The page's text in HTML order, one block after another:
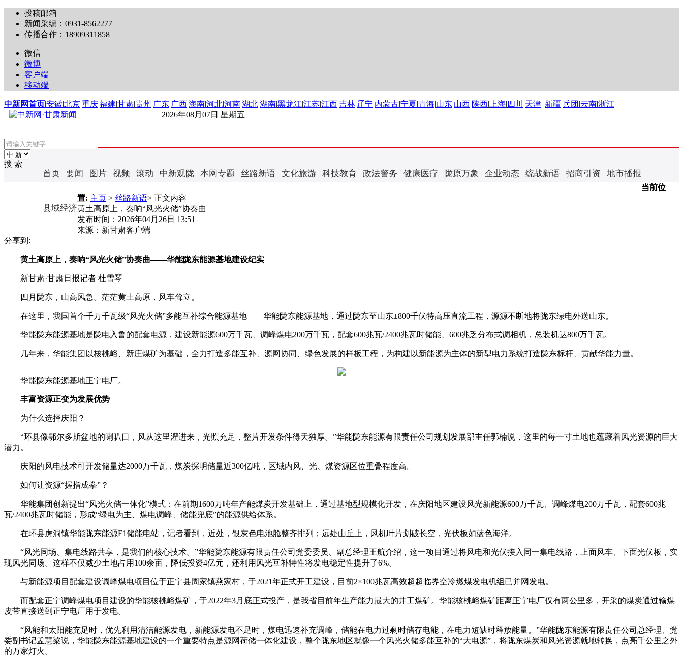
投稿邮箱
新闻采编：0931-8562277
传播合作：18909311858
微信
微博
客户端
移动端
中新网首页|安徽|北京|重庆|福建|甘肃|贵州 |广东|广西|海南|河北|河南|湖北|湖南|黑龙江|江苏|江西|吉林|辽宁|内蒙古|宁夏|青海|山东|山西|陕西| 上海| 四川 |天津 |新疆|兵团 |云南|浙江
2026年08月07日 星期五
搜 索
首页 要闻 图片 视频 滚动 中新观陇 本网专题 丝路新语 文化旅游 科技教育 政法警务 健康医疗 陇原万象 企业动态 统战新语 招商引资 地市播报
县域经济
当前位
置: 主页 > 丝路新语> 正文内容
黄土高原上，奏响“风光火储”协奏曲
发布时间： 2026年04月26日 13:51
来源： 新甘肃客户端
分享到:
黄土高原上，奏响“风光火储”协奏曲——华能陇东能源基地建设纪实
新甘肃·甘肃日报记者 杜雪琴
四月陇东，山高风急。茫茫黄土高原，风车耸立。
在这里，我国首个千万千瓦级“风光火储”多能互补综合能源基地——华能陇东能源基地，通过陇东至山东±800千伏特高压直流工程，源源不断地将陇东绿电外送山东。
华能陇东能源基地是陇电入鲁的配套电源，建设新能源600万千瓦、调峰煤电200万千瓦，配套600兆瓦/2400兆瓦时储能、600兆乏分布式调相机，总装机达800万千瓦。
几年来，华能集团以核桃峪、新庄煤矿为基础，全力打造多能互补、源网协同、绿色发展的样板工程，为构建以新能源为主体的新型电力系统打造陇东标杆、贡献华能力量。
华能陇东能源基地正宁电厂。
丰富资源正变为发展优势
为什么选择庆阳？
“环县像鄂尔多斯盆地的喇叭口，风从这里灌进来，光照充足，整片开发条件得天独厚。”华能陇东能源有限责任公司规划发展部主任郭楠说，这里的每一寸土地也蕴藏着风光资源的巨大
潜力。
庆阳的风电技术可开发储量达2000万千瓦，煤炭探明储量近300亿吨，区域内风、光、煤资源区位重叠程度高。
如何让资源“握指成拳”？
华能集团创新提出“风光火储一体化”模式：在前期1600万吨年产能煤炭开发基础上，通过基地型规模化开发，在庆阳地区建设风光新能源600万千瓦、调峰煤电200万千瓦，配套600兆
瓦/2400兆瓦时储能，形成“绿电为主、煤电调峰、储能兜底”的能源供给体系。
在环县虎洞镇华能陇东能源F1储能电站，记者看到，近处，银灰色电池舱整齐排列；远处山丘上，风机叶片划破长空，光伏板如蓝色海洋。
“风光同场、集电线路共享，是我们的核心技术。”华能陇东能源有限责任公司党委委员、副总经理王航介绍，这一项目通过将风电和光伏接入同一集电线路，上面风车、下面光伏板，实
现风光同场。这样不仅减少土地占用100余亩，降低投资4亿元，还利用风光互补特性将发电稳定性提升了6%。
与新能源项目配套建设调峰煤电项目位于正宁县周家镇燕家村，于2021年正式开工建设，目前2×100兆瓦高效超超临界空冷燃煤发电机组已并网发电。
而配套正宁调峰煤电项目建设的华能核桃峪煤矿，于2022年3月底正式投产，是我省目前年生产能力最大的井工煤矿。华能核桃峪煤矿距离正宁电厂仅有两公里多，开采的煤炭通过输煤
皮带直接送到正宁电厂用于发电。
“风能和太阳能充足时，优先利用清洁能源发电，新能源发电不足时，煤电迅速补充调峰，储能在电力过剩时储存电能，在电力短缺时释放能量。”华能陇东能源有限责任公司总经理、党
委副书记孟慧梁说，华能陇东能源基地建设的一个重要特点是源网荷储一体化建设，整个陇东地区就像一个风光火储多能互补的“大电源”，将陇东煤炭和风光资源就地转换，点亮千公里之外
的万家灯火。